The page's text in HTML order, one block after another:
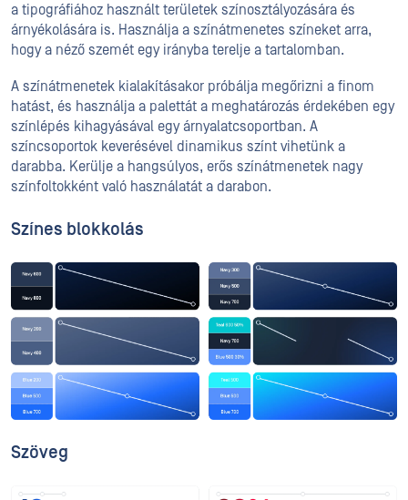
a tipográfiához használt területek színosztályozására és
árnyékolására is. Használja a színátmenetes színeket arra,
hogy a néző szemét egy irányba terelje a tartalomban.
A színátmenetek kialakításakor próbálja megőrizni a finom
hatást, és használja a palettát a meghatározás érdekében egy
színlépés kihagyásával egy árnyalatcsoportban. A
színcsoportok keverésével dinamikus színt vihetünk a
darabba. Kerülje a hangsúlyos, erős színátmenetek nagy
színfoltokként való használatát a darabon.
Színes blokkolás
Szöveg